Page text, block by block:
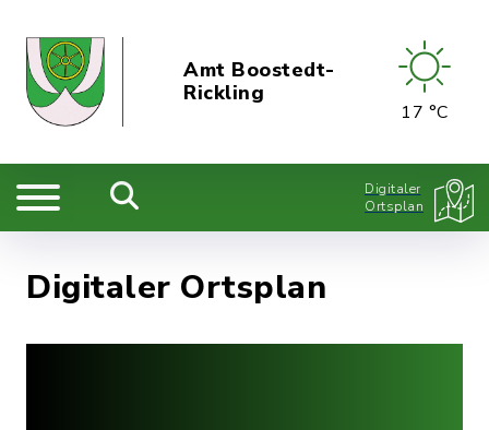
Amt Boostedt-
Rickling
17 °C
Digitaler
Ortsplan
Digitaler Ortsplan